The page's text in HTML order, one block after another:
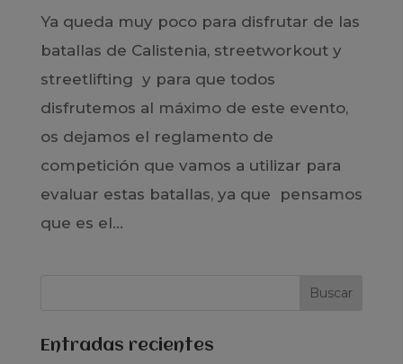
Ya queda muy poco para disfrutar de las
batallas de Calistenia, streetworkout y
streetlifting y para que todos
disfrutemos al máximo de este evento,
os dejamos el reglamento de
competición que vamos a utilizar para
evaluar estas batallas, ya que pensamos
que es el...
Entradas recientes